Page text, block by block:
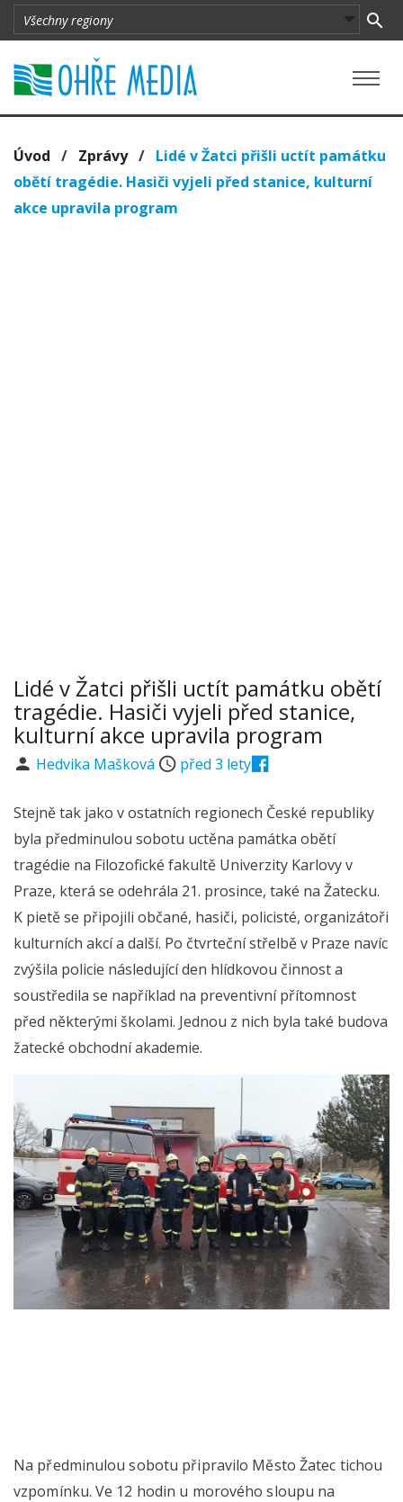
Úvod / Zprávy/ Lidé v Žatci přišli uctít památku
obětí tragédie. Hasiči vyjeli před stanice, kulturní
akce upravila program
Lidé v Žatci přišli uctít památku obětí
tragédie. Hasiči vyjeli před stanice,
kulturní akce upravila program
Hedvika Mašková před 3 lety
Stejně tak jako v ostatních regionech České republiky
byla předminulou sobotu uctěna památka obětí
tragédie na Filozofické fakultě Univerzity Karlovy v
Praze, která se odehrála 21. prosince, také na Žatecku.
K pietě se připojili občané, hasiči, policisté, organizátoři
kulturních akcí a další. Po čtvrteční střelbě v Praze navíc
zvýšila policie následující den hlídkovou činnost a
soustředila se například na preventivní přítomnost
před některými školami. Jednou z nich byla také budova
žatecké obchodní akademie.
Na předminulou sobotu připravilo Město Žatec tichou
vzpomínku. Ve 12 hodin u morového sloupu na